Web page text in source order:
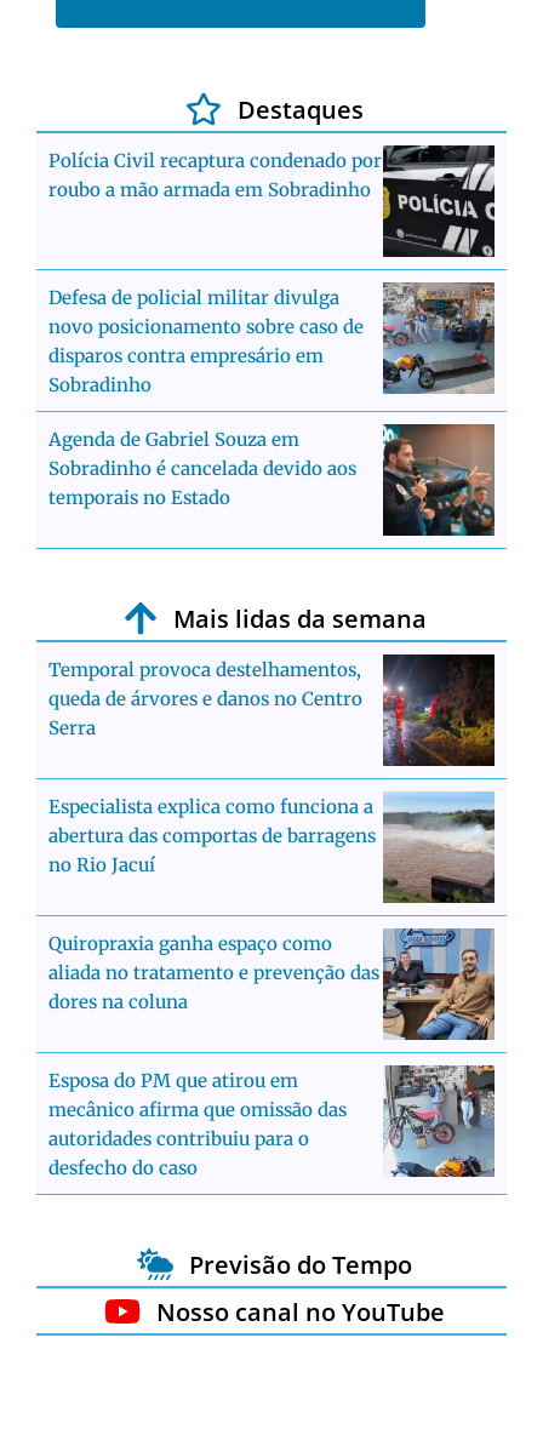
Destaques
Polícia Civil recaptura condenado por
roubo a mão armada em Sobradinho
Defesa de policial militar divulga
novo posicionamento sobre caso de
disparos contra empresário em
Sobradinho
Agenda de Gabriel Souza em
Sobradinho é cancelada devido aos
temporais no Estado
Mais lidas da semana
Temporal provoca destelhamentos,
queda de árvores e danos no Centro
Serra
Especialista explica como funciona a
abertura das comportas de barragens
no Rio Jacuí
Quiropraxia ganha espaço como
aliada no tratamento e prevenção das
dores na coluna
Esposa do PM que atirou em
mecânico afirma que omissão das
autoridades contribuiu para o
desfecho do caso
Previsão do Tempo
Nosso canal no YouTube